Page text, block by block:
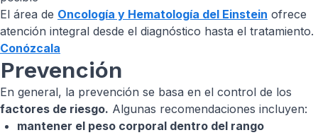
El área de Oncología y Hematología del Einstein ofrece
atención integral desde el diagnóstico hasta el tratamiento.
Conózcala
Prevención
En general, la prevención se basa en el control de los
factores de riesgo. Algunas recomendaciones incluyen:
mantener el peso corporal dentro del rango